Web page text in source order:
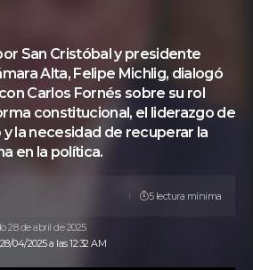
San Cristóbal y presidente
Alta, Felipe Michlig, dialogó
Carlos Fornés sobre su rol
constitucional, el liderazgo de
y la necesidad de recuperar la
en la política.
04/2025 a las 12:32 AM
28 de abril de 2025
5 lectura mínima